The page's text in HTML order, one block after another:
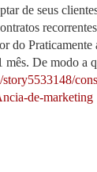
de seus
do Praticamente
mês. De modo a
de-marketing